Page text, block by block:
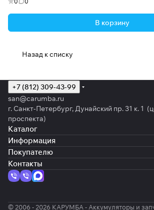
В корзину
Назад к списку
+7 (812) 309-43-99
san@carumba.ru
г. Санкт-Петербург, Дунайский пр. 31 к. 1
проспекта)
Каталог
Информация
Покупателю
Контакты
© 2006 - 2026 КАРУМБА - Аккумуляторы и